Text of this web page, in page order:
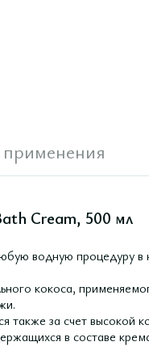
Cream, 500 мл
водную процедуру в
кокоса,
также за счет высокой
в составе